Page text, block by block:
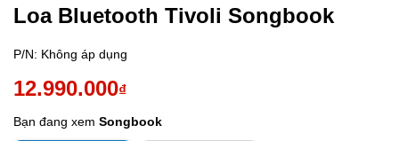
Loa Bluetooth Tivoli Songbook
P/N: Không áp dụng
12.990.000₫
Bạn đang xem Songbook